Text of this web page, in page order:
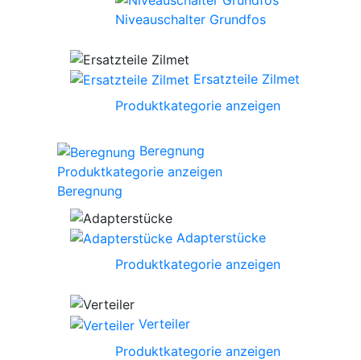
Niveauschalter Grundfos
Ersatzteile Zilmet
Produktkategorie anzeigen
Beregnung
Produktkategorie anzeigen
Beregnung
Adapterstücke
Produktkategorie anzeigen
Verteiler
Produktkategorie anzeigen